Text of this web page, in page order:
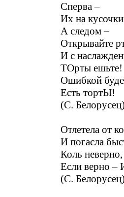
Сперва –
Их на
А следом –
Открывайте
И с
ТОрты ешьте!
Ошибкой
Есть тортЫ!
(С. Белорусец)
Отлетела от
И погасла
Коль неверно,
Если верно –
(С. Белорусец)